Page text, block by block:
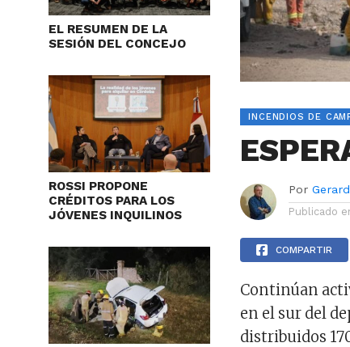
EL RESUMEN DE LA
SESIÓN DEL CONCEJO
ROSSI PROPONE
CRÉDITOS PARA LOS
JÓVENES INQUILINOS
INCENDIOS DE
Por
Publicado
COMPARTIR
Continúan
en el sur del
distribuidos